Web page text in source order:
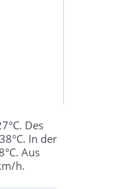
Des
In der
Aus
h.